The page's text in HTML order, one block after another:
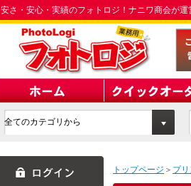
安さ・安心・実績のフォトロジ！ナニワ商会が
トップページ ＞ プ